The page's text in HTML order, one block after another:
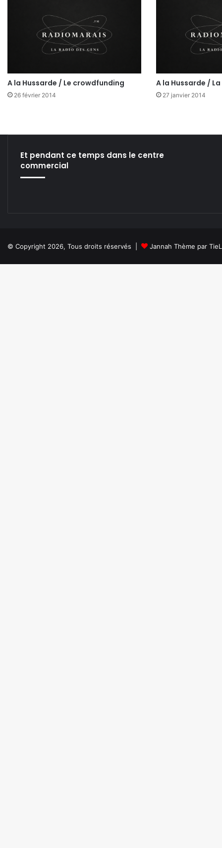
A la Hussarde / Le crowdfunding
26 février 2014
A la Hussarde /
27 janvier 2014
Et pendant ce temps dans le centre
commercial
© Copyright 2026, Tous droits réservés | Jannah Thème par